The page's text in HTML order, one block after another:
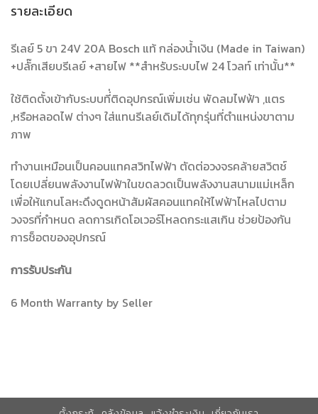
รายละเอียด
รีเลย์ 5 ขา 24V 20A Bosch แท้ กล่องน้ำเงิน (Made in Taiwan)
+ปลั๊กเสียบรีเลย์ +สายไฟ **สำหรับระบบไฟ 24 โวลท์ เท่านั้น**
ใช้ติดตั้งเข้ากับระบบที่่ติดอุปกรณ์เพิ่มเช่น พัดลมไฟฟ้า ,แตร
,หรือหลอดไฟ ต่างๆ ใส่แทนรีเลย์เดิมได้ทุกรุ่นที่ตำแหน่งขาตาม
ภาพ
ทำงานเหมือนเป็นคอนแทคสวิทไฟฟ้า ตัดต่อวงจรคล้ายสวิตช์
โดยเปลี่ยนพลังงานไฟฟ้าในขดลวดเป็นพลังงานสนามแม่เหล็ก
เพื่อให้แกนโลหะดึงดูดหน้าสัมผัสคอนแทคให้ไฟฟ้าไหลไปตาม
วงจรที่กำหนด ลดการเกิดโอเวอร์โหลดกระแสเกิน ช่วยป้องกัน
การช็อตของอุปกรณ์
การรับประกัน
6 Month Warranty by Seller